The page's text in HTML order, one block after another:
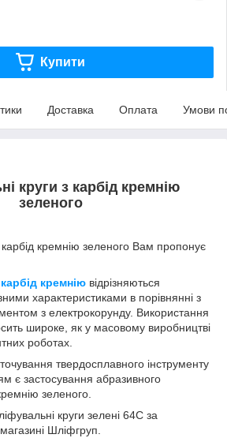
Купити
Доставка Оплата Умови
круги з карбід кремнію
зеленого
кремнію зеленого Вам пропонує
кремнію відрізняються
характеристиками в порівнянні з
з електрокорунду. Використання
широке, як у масовому виробництві
роботах.
твердосплавного інструменту
є застосування абразивного
зеленого.
круги зелені 64С за
Шліфгруп.